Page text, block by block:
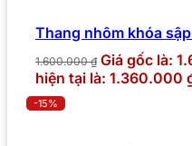
Thang nhôm khóa
1.600.000₫ Giá gốc là:
hiện tại là: 1.360.000
-15%